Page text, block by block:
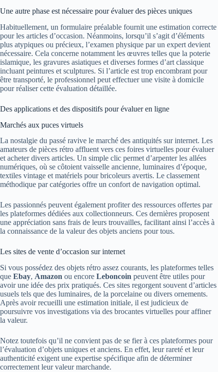
Une autre phase est nécessaire pour évaluer des pièces uniques
Habituellement, un formulaire préalable fournit une estimation correcte
pour les articles d’occasion. Néanmoins, lorsqu’il s’agit d’éléments
plus atypiques ou précieux, l’examen physique par un expert devient
nécessaire. Cela concerne notamment les œuvres telles que la poterie
islamique, les gravures asiatiques et diverses formes d’art classique
incluant peintures et sculptures. Si l’article est trop encombrant pour
être transporté, le professionnel peut effectuer une visite à domicile
pour réaliser cette évaluation détaillée.
Des applications et des dispositifs pour évaluer en ligne
Marchés aux puces virtuels
La nostalgie du passé ravive le marché des antiquités sur internet. Les
amateurs de pièces rétro affluent vers ces foires virtuelles pour évaluer
et acheter divers articles. Un simple clic permet d’arpenter les allées
numériques, où se côtoient vaisselle ancienne, luminaires d’époque,
textiles vintage et matériels pour bricoleurs avertis. Le classement
méthodique par catégories offre un confort de navigation optimal.
Les passionnés peuvent également profiter des ressources offertes par
les plateformes dédiées aux collectionneurs. Ces dernières proposent
une appréciation sans frais de leurs trouvailles, facilitant ainsi l’accès à
la connaissance de la valeur des objets anciens pour tous.
Les sites de vente d’occasion sur internet
Si vous possédez des objets rétro assez courants, les plateformes telles
que Ebay, Amazon ou encore Leboncoin peuvent être utiles pour
avoir une idée des prix pratiqués. Ces sites regorgent souvent d’articles
usuels tels que des luminaires, de la porcelaine ou divers ornements.
Après avoir recueilli une estimation initiale, il est judicieux de
poursuivre vos investigations via des brocantes virtuelles pour affiner
la valeur.
Notez toutefois qu’il ne convient pas de se fier à ces plateformes pour
l’évaluation d’objets uniques et anciens. En effet, leur rareté et leur
authenticité exigent une expertise spécifique afin de déterminer
correctement leur valeur marchande.